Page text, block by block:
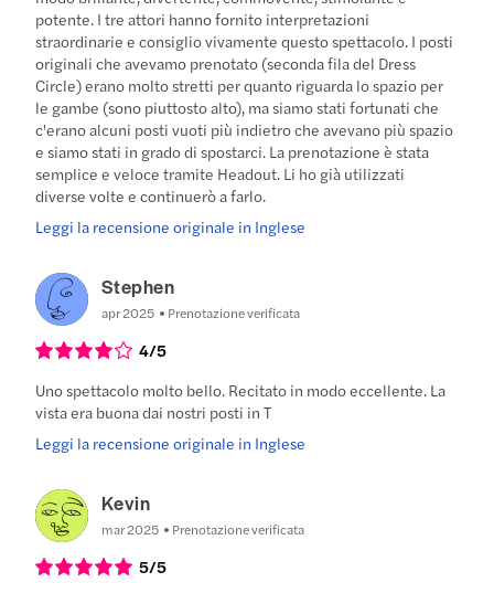
potente. I tre attori hanno fornito interpretazioni
straordinarie e consiglio vivamente questo spettacolo. I posti
originali che avevamo prenotato (seconda fila del Dress
Circle) erano molto stretti per quanto riguarda lo spazio per
le gambe (sono piuttosto alto), ma siamo stati fortunati che
c'erano alcuni posti vuoti più indietro che avevano più spazio
e siamo stati in grado di spostarci. La prenotazione è stata
semplice e veloce tramite Headout. Li ho già utilizzati
diverse volte e continuerò a farlo.
Leggi la recensione originale in Inglese
Stephen
apr 2025 Prenotazione verificata
4/5
Uno spettacolo molto bello. Recitato in modo eccellente. La
vista era buona dai nostri posti in T
Leggi la recensione originale in Inglese
Kevin
mar 2025 Prenotazione verificata
5/5